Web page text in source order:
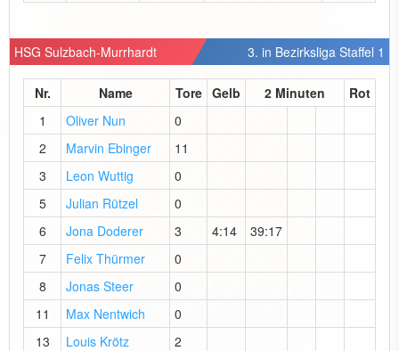
HSG Sulzbach-Murrhardt 3. in Bezirksliga Staffel 1
Nr. Name Tore Gelb 2 Minuten
Rot
1
Oliver Nun
0
2
Marvin Ebinger
11
3
Leon Wuttig
0
5
Julian Rützel
0
6
Jona Doderer 3 4:14
39:17
7
Felix Thürmer
0
8
Jonas Steer
0
11
Max Nentwich
0
13
Louis Krötz
2